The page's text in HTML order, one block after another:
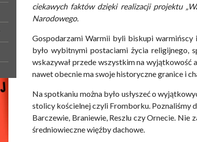
ciekawych faktów dzięki realizacji projektu
Narodowego.
Gospodarzami Warmii byli biskupi warmińscy
było wybitnymi postaciami życia religijnego,
wskazywał przede wszystkim na wyjątkowość
nawet obecnie ma swoje historyczne granice i
Na spotkaniu można było usłyszeć o
stolicy kościelnej czyli Fromborku. Poznaliśmy
Barczewie, Braniewie, Reszlu czy Ornecie. Nie
średniowieczne więźby dachowe.